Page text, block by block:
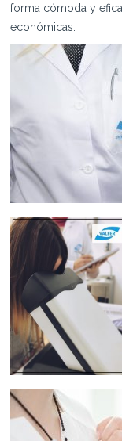
forma cómoda y
económicas.